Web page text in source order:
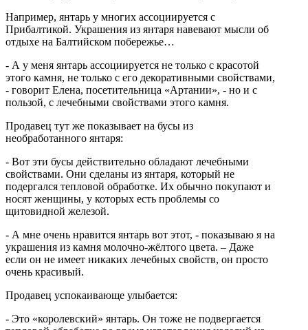
Например, янтарь у многих ассоциируется с
Прибалтикой. Украшения из янтаря навевают мысли об
отдыхе на Балтийском побережье…
- А у меня янтарь ассоциируется не только с красотой
этого камня, не только с его декоративными свойствами,
- говорит Елена, посетительница «Артании», - но и с
пользой, с лечебными свойствами этого камня.
Продавец тут же показывает на бусы из
необработанного янтаря:
- Вот эти бусы действительно обладают лечебными
свойствами. Они сделаны из янтаря, который не
подергался тепловой обработке. Их обычно покупают и
носят женщины, у которых есть проблемы со
щитовидной железой.
- А мне очень нравится янтарь вот этот, - показываю я на
украшения из камня молочно-жёлтого цвета. – Даже
если он не имеет никаких лечебных свойств, он просто
очень красивый.
Продавец успокаивающе улыбается:
- Это «королевский» янтарь. Он тоже не подвергается